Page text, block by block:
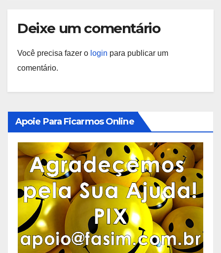
Deixe um comentário
Você precisa fazer o login para publicar um
comentário.
Apoie Para Ficarmos Online